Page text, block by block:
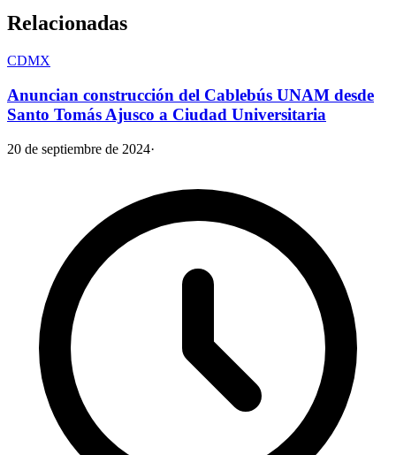
Relacionadas
CDMX
Anuncian construcción del Cablebús UNAM desde
Santo Tomás Ajusco a Ciudad Universitaria
20 de septiembre de 2024·